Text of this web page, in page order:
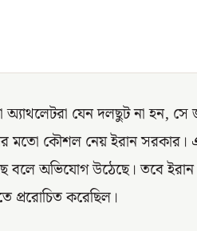
যেন দলছুট না হন, সে
মতো কৌশল নেয় ইরান সরকার। এ
বলে অভিযোগ উঠেছে। তবে
প্ররোচিত করেছিল।